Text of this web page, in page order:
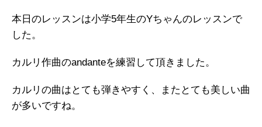
本日のレッスンは小学5年生のYちゃんのレッスンで
した。
カルリ作曲のandanteを練習して頂きました。
カルリの曲はとても弾きやすく、またとても美しい曲
が多いですね。